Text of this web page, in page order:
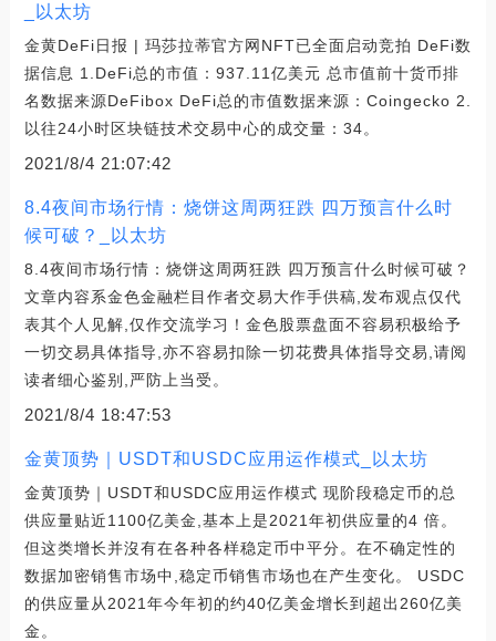
_以太坊
金黄DeFi日报 | 玛莎拉蒂官方网NFT已全面启动竞拍 DeFi数
据信息 1.DeFi总的市值：937.11亿美元 总市值前十货币排
名数据来源DeFibox DeFi总的市值数据来源：Coingecko 2.
以往24小时区块链技术交易中心的成交量：34。
2021/8/4 21:07:42
8.4夜间市场行情：烧饼这周两狂跌 四万预言什么时
候可破？_以太坊
8.4夜间市场行情：烧饼这周两狂跌 四万预言什么时候可破？
文章内容系金色金融栏目作者交易大作手供稿,发布观点仅代
表其个人见解,仅作交流学习！金色股票盘面不容易积极给予
一切交易具体指导,亦不容易扣除一切花费具体指导交易,请阅
读者细心鉴别,严防上当受。
2021/8/4 18:47:53
金黄顶势｜USDT和USDC应用运作模式_以太坊
金黄顶势｜USDT和USDC应用运作模式 现阶段稳定币的总
供应量贴近1100亿美金,基本上是2021年初供应量的4 倍。
但这类增长并沒有在各种各样稳定币中平分。在不确定性的
数据加密销售市场中,稳定币销售市场也在产生变化。 USDC
的供应量从2021年今年初的约40亿美金增长到超出260亿美
金。